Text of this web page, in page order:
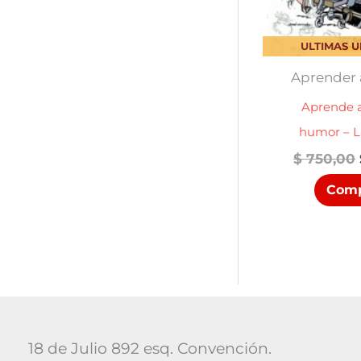
ULTIMAS
Aprender
Aprende
humor –
$750,00
18 de Julio 892 esq. Convención.